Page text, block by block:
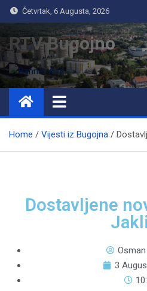
Četvrtak, 6 Augusta, 2026
RTV Bugojno
Home Vijesti iz Bugojna
Dostavljene
3